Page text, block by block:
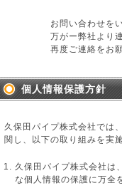
お問い合わせを
万がー弊社より
再度ご連絡をお
個人情報保護方針
久保田パイプ株式会社では
関し、以下の取り組みを実
久保田パイプ株式会社は
な個人情報の保護に万全